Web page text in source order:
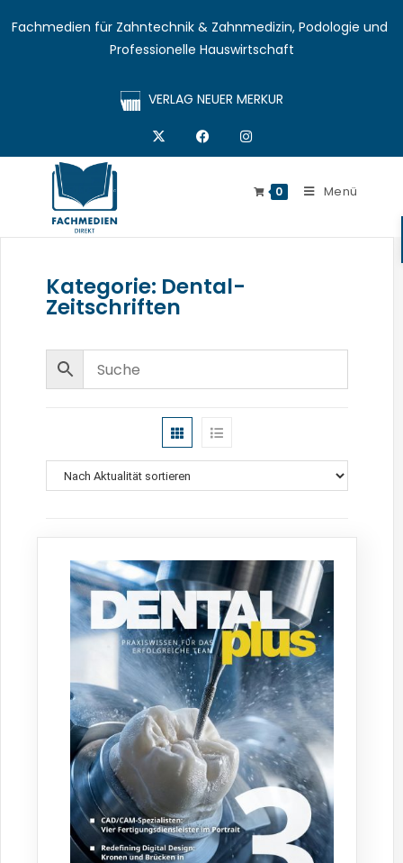
Fachmedien für Zahntechnik & Zahnmedizin, Podologie und
Professionelle Hauswirtschaft
VERLAG NEUER MERKUR
0 Menü
Kategorie: Dental-
Zeitschriften